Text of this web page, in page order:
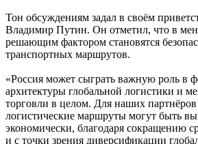
Тон обсуждениям задал в своём
Владимир Путин. Он отметил, что в
решающим фактором становятся
транспортных маршрутов.
«Россия может сыграть важную роль в
архитектуры глобальной логистики и
торговли в целом. Для наших
логистические маршруты могут быть
экономически, благодаря сокращению
и с точки зрения диверсификации